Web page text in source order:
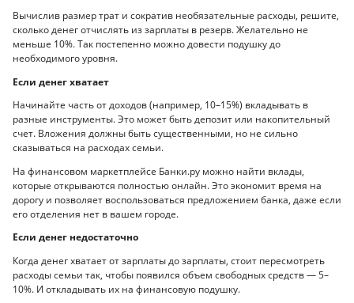
Вычислив размер трат и сократив необязательные расходы, решите,
сколько денег отчислять из зарплаты в резерв. Желательно не
меньше 10%. Так постепенно можно довести подушку до
необходимого уровня.
Если денег хватает
Начинайте часть от доходов (например, 10–15%) вкладывать в
разные инструменты. Это может быть депозит или накопительный
счет. Вложения должны быть существенными, но не сильно
сказываться на расходах семьи.
На финансовом маркетплейсе Банки.ру можно найти вклады,
которые открываются полностью онлайн. Это экономит время на
дорогу и позволяет воспользоваться предложением банка, даже если
его отделения нет в вашем городе.
Если денег недостаточно
Когда денег хватает от зарплаты до зарплаты, стоит пересмотреть
расходы семьи так, чтобы появился объем свободных средств — 5–
10%. И откладывать их на финансовую подушку.